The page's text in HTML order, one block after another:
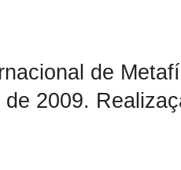
de
2009.